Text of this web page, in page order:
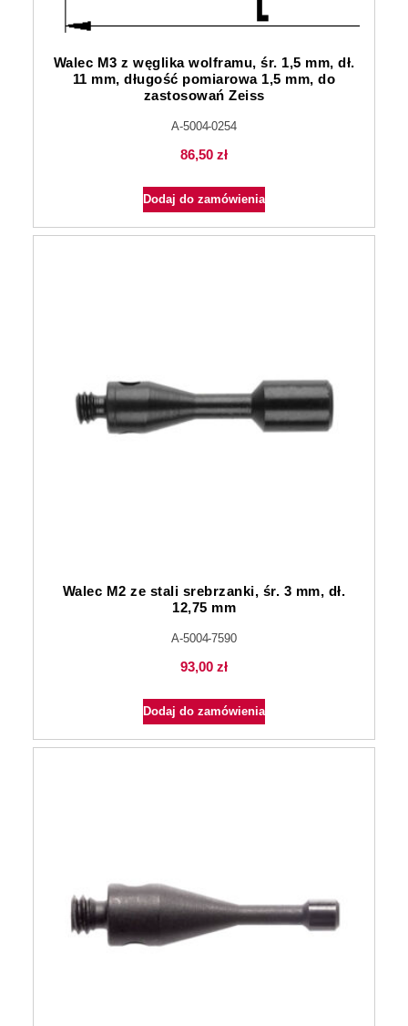
Walec M3 z węglika wolframu, śr. 1,5 mm, dł.
11 mm, długość pomiarowa 1,5 mm, do
zastosowań Zeiss
A-5004-0254
86,50 zł
Dodaj do zamówienia
Walec M2 ze stali srebrzanki, śr. 3 mm, dł.
12,75 mm
A-5004-7590
93,00 zł
Dodaj do zamówienia